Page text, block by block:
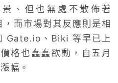
、但也無處不散佈著
，而市場對其反應則是相
Gate.io、Biki 等早已上
格也蠢蠢欲動，自五月
幅。